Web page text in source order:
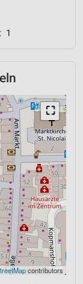
1
⛶
contributors